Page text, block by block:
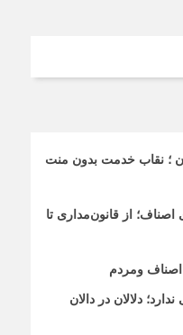
؛ نقاب خدمت بدون منت
از قانون‌مداری تا
اصناف ومردم
دلالان در دالان